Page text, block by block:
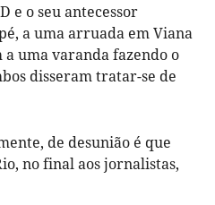
e o seu antecessor
a uma arruada em Viana
a uma varanda fazendo o
disseram tratar-se de
de desunião é que
no final aos jornalistas,